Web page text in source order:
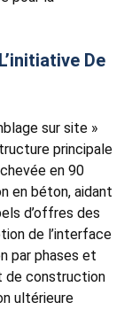
De
sur site »
principale
en 90
en béton, aidant
d’offres des
de l’interface
par phases et
de construction
ultérieure